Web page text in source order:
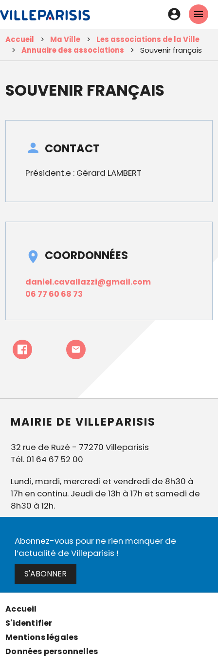
contenu
principal
En-
tête
-
Accueil Ma Ville
Les associations de la Ville
Annuaire des associations
Souvenir français
SOUVENIR FRANÇAIS
CONTACT
Président.e : Gérard LAMBERT
COORDONNÉES
daniel.cavallazzi@gmail.com
06 77 60 68 73
MAIRIE DE VILLEPARISIS
32 rue de Ruzé - 77270 Villeparisis
Tél. 01 64 67 52 00
Lundi, mardi, mercredi et vendredi de 8h30 à
17h en continu. Jeudi de 13h à 17h et samedi de
8h30 à 12h.
Abonnez-vous pour ne rien manquer de
l’actualité de Villeparisis !
S'ABONNER
Menu
Pied
de
Accueil
S'identifier
Mentions légales
Données personnelles